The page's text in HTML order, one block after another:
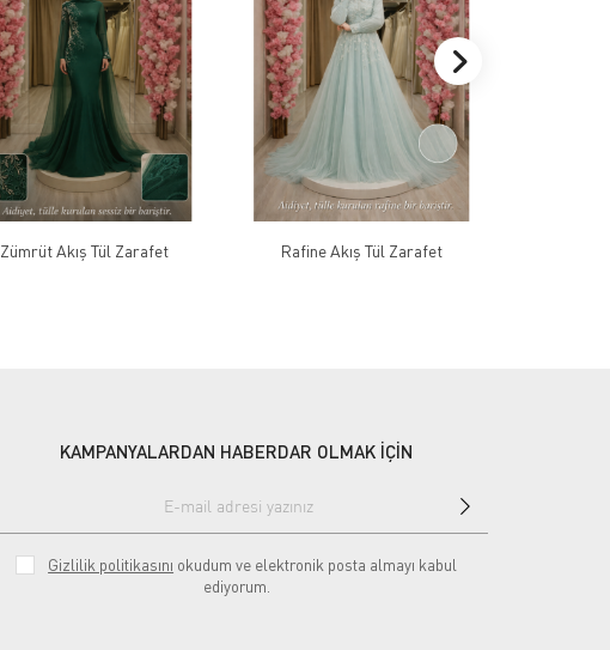
Zümrüt Akış Tül Zarafet Rafine Akış Tül Zarafet
KAMPANYALARDAN HABERDAR OLMAK İÇİN
Gizlilik politikasını okudum ve elektronik posta almayı kabul
ediyorum.